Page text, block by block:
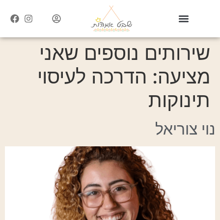
שירותים נוספים שאני
מציעה: הדרכה לעיסוי
תינוקות
נוי צוריאל